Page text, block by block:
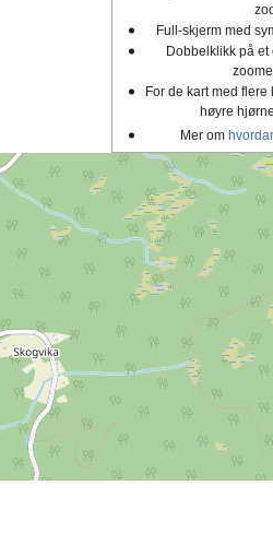
Full-skjerm med
Dobbelklikk på et
For de kart med
høyre
Mer om